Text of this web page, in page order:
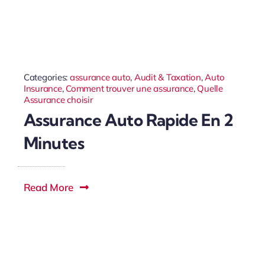
Categories: assurance auto, Audit & Taxation,Auto
Insurance, Comment trouver une assurance, Quelle
Assurance choisir
Assurance Auto Rapide En 2
Minutes
Read More